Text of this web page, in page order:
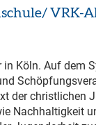
VRK-
in Köln. Auf dem
der christlichen
Nachhaltigkeit